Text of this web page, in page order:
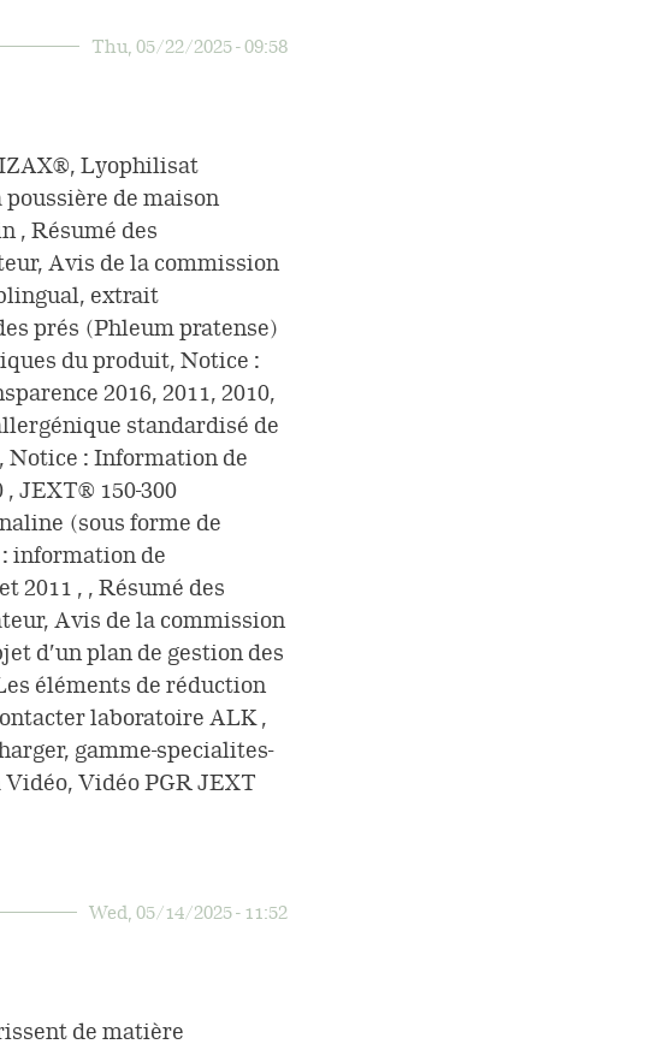
Thu, 05/22/2025 - 09:58
Lyophilisat
de maison
, Résumé des
Avis de la commission
extrait
prés (Phleum pratense)
du produit, Notice :
2016, 2011, 2010,
standardisé de
Notice : Information de
JEXT® 150-300
(sous forme de
information de
2011 , , Résumé des
Avis de la commission
d’un plan de gestion des
éléments de réduction
laboratoire ALK ,
gamme-specialites-
Vidéo PGR JEXT
Wed, 05/14/2025 - 11:52
de matière